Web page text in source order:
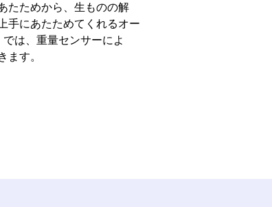
たためから、生ものの解
手にあたためてくれるオー
は、重量センサーによ
ます。